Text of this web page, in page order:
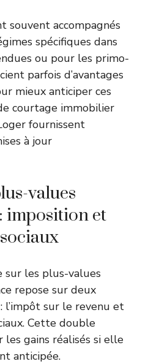
souvent accompagnés
spécifiques dans
ou pour les primo-
parfois d’avantages
mieux anticiper ces
courtage immobilier
fournissent
à jour
values
imposition et
sur les plus-values
repose sur deux
l’impôt sur le revenu et
Cette double
gains réalisés si elle
anticipée.